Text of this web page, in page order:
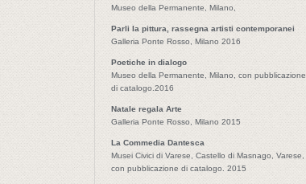
Museo della Permanente, Milano,
Parli la pittura, rassegna artisti contemporanei
Galleria Ponte Rosso, Milano 2016
Poetiche in dialogo
Museo della Permanente, Milano, con pubblicazione
di catalogo.2016
Natale regala Arte
Galleria Ponte Rosso, Milano 2015
La Commedia Dantesca
Musei Civici di Varese, Castello di Masnago, Varese,
con pubblicazione di catalogo. 2015